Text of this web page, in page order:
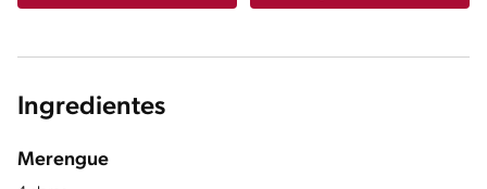
Ingredientes
Merengue